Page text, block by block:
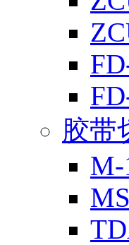
胶带
M-